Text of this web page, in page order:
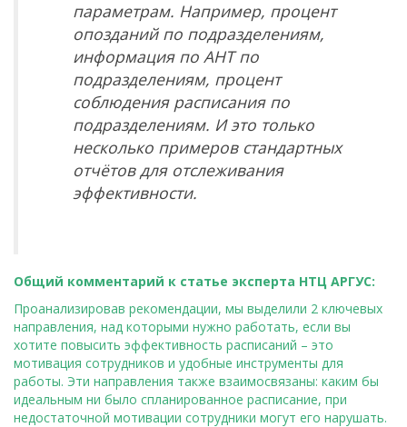
параметрам. Например, процент
опозданий по подразделениям,
информация по AHTпо
подразделениям, процент
соблюдения расписания по
подразделениям. И это только
несколько примеров стандартных
отчётов для отслеживания
эффективности.
Общий комментарий к статье эксперта НТЦ АРГУС:
Проанализировав рекомендации, мы выделили 2 ключевых
направления, над которыми нужно работать, если вы
хотите повысить эффективность расписаний – это
мотивация сотрудников и удобные инструменты для
работы. Эти направления также взаимосвязаны: каким бы
идеальным ни было спланированное расписание, при
недостаточной мотивации сотрудники могут его нарушать.